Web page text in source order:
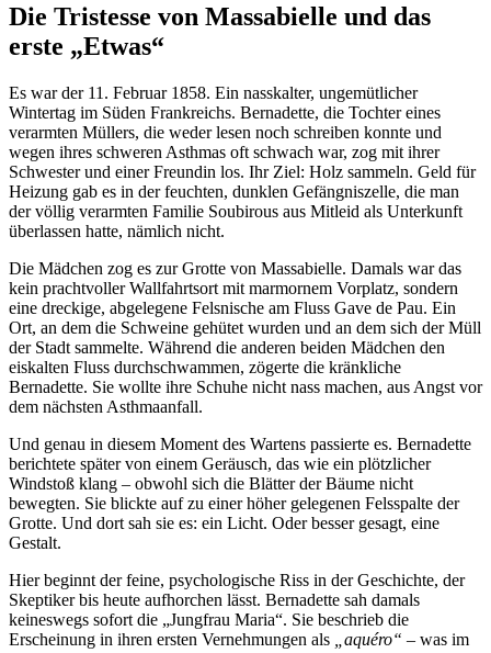
Die Tristesse von Massabielle und das
erste „Etwas“
Es war der 11. Februar 1858. Ein nasskalter, ungemütlicher
Wintertag im Süden Frankreichs. Bernadette, die Tochter eines
verarmten Müllers, die weder lesen noch schreiben konnte und
wegen ihres schweren Asthmas oft schwach war, zog mit ihrer
Schwester und einer Freundin los. Ihr Ziel: Holz sammeln. Geld für
Heizung gab es in der feuchten, dunklen Gefängniszelle, die man
der völlig verarmten Familie Soubirous aus Mitleid als Unterkunft
überlassen hatte, nämlich nicht.
Die Mädchen zog es zur Grotte von Massabielle. Damals war das
kein prachtvoller Wallfahrtsort mit marmornem Vorplatz, sondern
eine dreckige, abgelegene Felsnische am Fluss Gave de Pau. Ein
Ort, an dem die Schweine gehütet wurden und an dem sich der Müll
der Stadt sammelte. Während die anderen beiden Mädchen den
eiskalten Fluss durchschwammen, zögerte die kränkliche
Bernadette. Sie wollte ihre Schuhe nicht nass machen, aus Angst vor
dem nächsten Asthmaanfall.
Und genau in diesem Moment des Wartens passierte es. Bernadette
berichtete später von einem Geräusch, das wie ein plötzlicher
Windstoß klang – obwohl sich die Blätter der Bäume nicht
bewegten. Sie blickte auf zu einer höher gelegenen Felsspalte der
Grotte. Und dort sah sie es: ein Licht. Oder besser gesagt, eine
Gestalt.
Hier beginnt der feine, psychologische Riss in der Geschichte, der
Skeptiker bis heute aufhorchen lässt. Bernadette sah damals
keineswegs sofort die „Jungfrau Maria“. Sie beschrieb die
Erscheinung in ihren ersten Vernehmungen als
„aquéro“ – was im